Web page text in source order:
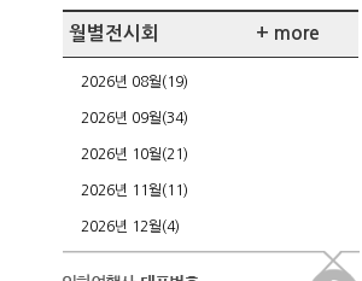
월별전시회 + more
2026년 08월(19)
2026년 09월(34)
2026년 10월(21)
2026년 11월(11)
2026년 12월(4)